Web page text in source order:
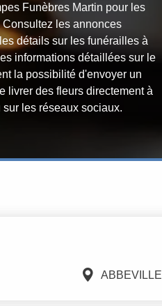
Funèbres Martin pour les
les annonces
détails sur les funérailles à
informations détaillées sur le
la possibilité d'envoyer un
livrer des fleurs directement à
les réseaux sociaux.
ABBEVILLE